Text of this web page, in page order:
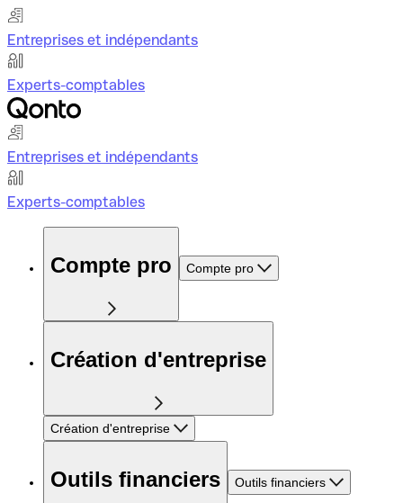
Entreprises et indépendants
Experts-comptables
Entreprises et indépendants
Experts-comptables
Compte pro Compte pro
Création d'entreprise
Création d'entreprise
Outils financiers Outils financiers